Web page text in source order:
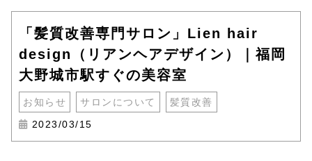
「髪質改善専門サロン」Lien hair
design（リアンヘアデザイン）｜福岡
大野城市駅すぐの美容室
お知らせ サロンについて 髪質改善
2023/03/15